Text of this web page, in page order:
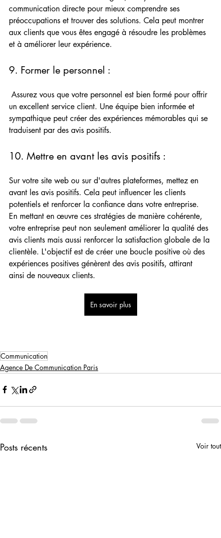
communication directe pour mieux comprendre ses
préoccupations et trouver des solutions. Cela peut montrer
aux clients que vous êtes engagé à résoudre les problèmes
et à améliorer leur expérience.
9. Former le personnel :
un excellent service client. Une équipe bien informée et
sympathique peut créer des expériences mémorables qui se
traduisent par des avis positifs.
10. Mettre en avant les avis positifs :
Sur votre site web ou sur d'autres plateformes, mettez en
avant les avis positifs. Cela peut influencer les clients
potentiels et renforcer la confiance dans votre entreprise.
En mettant en œuvre ces stratégies de manière cohérente,
votre entreprise peut non seulement améliorer la qualité des
avis clients mais aussi renforcer la satisfaction globale de la
clientèle. L'objectif est de créer une boucle positive où des
expériences positives génèrent des avis positifs, attirant
ainsi de nouveaux clients.
En savoir plus
Communication
Agence De Communication Paris
Posts récents Voir tout